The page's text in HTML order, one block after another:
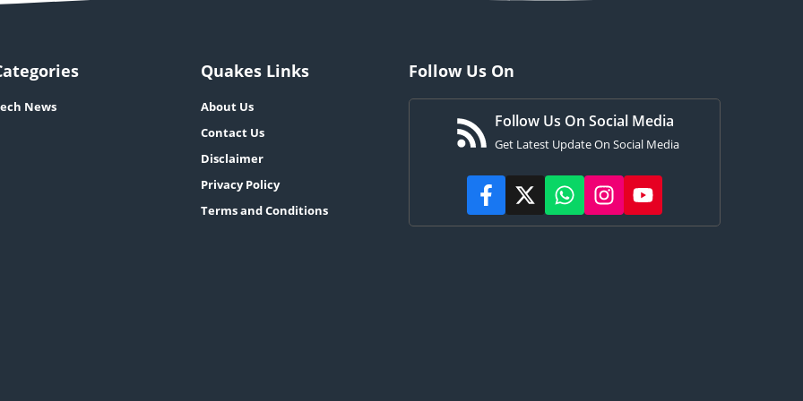
News
Quakes Links
About Us
Contact Us
Disclaimer
Privacy Policy
Terms and Conditions
Follow Us On
Follow Us On Social Media
Get Latest Update On Social Media